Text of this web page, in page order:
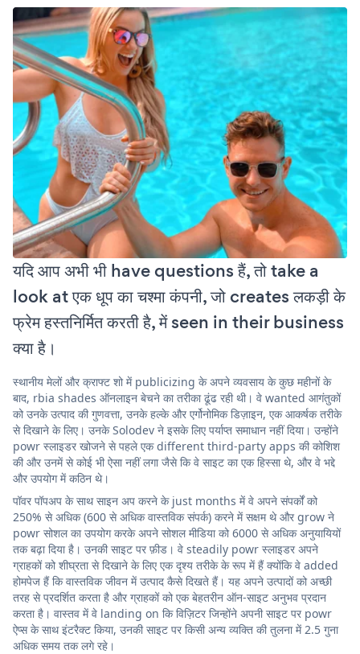
यदि आप अभी भी have questions हैं, तो take a
look at एक धूप का चश्मा कंपनी, जो creates लकड़ी के
फ्रेम हस्तनिर्मित करती है, में seen in their business
क्या है।
स्थानीय मेलों और क्राफ्ट शो में publicizing के अपने व्यवसाय के कुछ महीनों के
बाद, rbia shades ऑनलाइन बेचने का तरीका ढूंढ रही थी। वे wanted आगंतुकों
को उनके उत्पाद की गुणवत्ता, उनके हल्के और एर्गोनोमिक डिज़ाइन, एक आकर्षक तरीके
से दिखाने के लिए। उनके Solodev ने इसके लिए पर्याप्त समाधान नहीं दिया। उन्होंने
powr स्लाइडर खोजने से पहले एक different third-party apps की कोशिश
की और उनमें से कोई भी ऐसा नहीं लगा जैसे कि वे साइट का एक हिस्सा थे, और वे भद्दे
और उपयोग में कठिन थे।
पॉवर पॉपअप के साथ साइन अप करने के just months में वे अपने संपर्कों को
250% से अधिक (600 से अधिक वास्तविक संपर्क) करने में सक्षम थे और grow ने
powr सोशल का उपयोग करके अपने सोशल मीडिया को 6000 से अधिक अनुयायियों
तक बढ़ा दिया है। उनकी साइट पर फ़ीड। वे steadily powr स्लाइडर अपने
ग्राहकों को शीघ्रता से दिखाने के लिए एक दृश्य तरीके के रूप में हैं क्योंकि वे added
होमपेज हैं कि वास्तविक जीवन में उत्पाद कैसे दिखते हैं। यह अपने उत्पादों को अच्छी
तरह से प्रदर्शित करता है और ग्राहकों को एक बेहतरीन ऑन-साइट अनुभव प्रदान
करता है। वास्तव में वे landing on कि विज़िटर जिन्होंने अपनी साइट पर powr
ऐप्स के साथ इंटरैक्ट किया, उनकी साइट पर किसी अन्य व्यक्ति की तुलना में 2.5 गुना
अधिक समय तक लगे रहे।